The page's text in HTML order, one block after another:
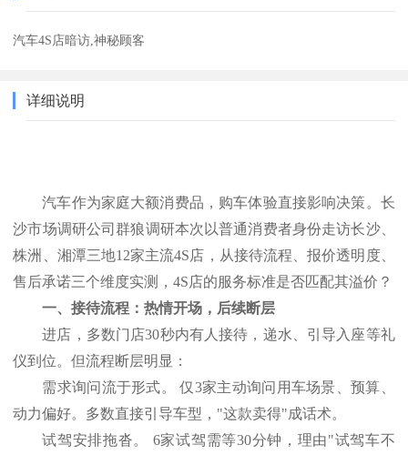
汽车4S店暗访,神秘顾客
详细说明
汽车作为家庭大额消费品，购车体验直接影响决策。长
沙市场调研公司群狼调研本次以普通消费者身份走访长沙、
株洲、湘潭三地12家主流4S店，从接待流程、报价透明度、
售后承诺三个维度实测，4S店的服务标准是否匹配其溢价？
一、接待流程：热情开场，后续断层
进店，多数门店30秒内有人接待，递水、引导入座等礼
仪到位。但流程断层明显：
需求询问流于形式。
仅3家主动询问用车场景、预算、
动力偏好。多数直接引导车型，"这款卖得"成话术。
试驾安排拖沓。
6家试驾需等30分钟，理由"试驾车不